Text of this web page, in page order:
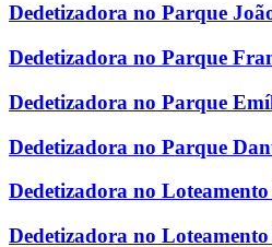
Dedetizadora no Parque
Dedetizadora no Parque
Dedetizadora no Parque
Dedetizadora no Parque
Dedetizadora no
Dedetizadora no